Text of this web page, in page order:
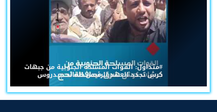
#متداول: القوات المسلحة الجنوبية من جبهات
كرش تجدد العهد للرئيس القائد عيدروس